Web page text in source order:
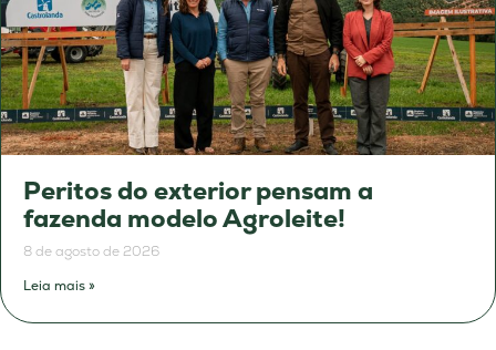
Peritos do exterior pensam a
fazenda modelo Agroleite!
8 de agosto de 2026
Leia mais »